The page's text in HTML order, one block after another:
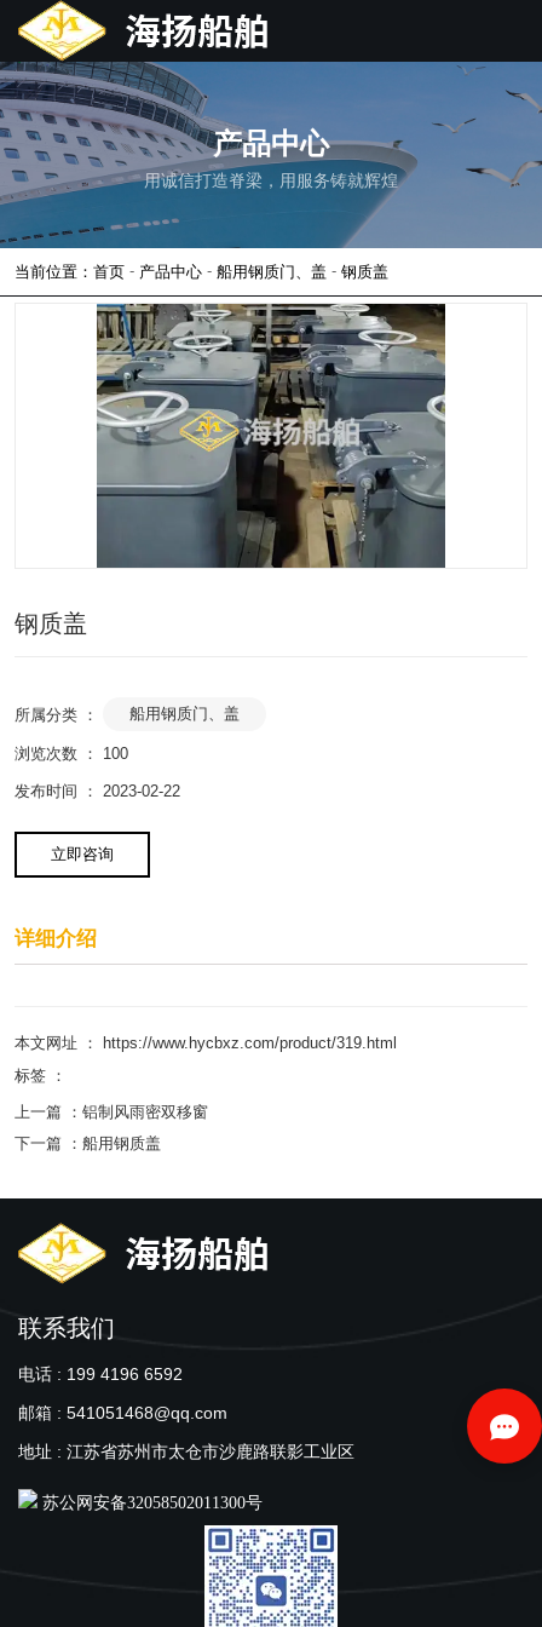
产品中心
用诚信打造脊梁，用服务铸就辉煌
当前位置：首页 - 产品中心 - 船用钢质门、盖 - 钢质盖
钢质盖
所属分类 ： 船用钢质门、盖
浏览次数 ： 100
发布时间 ： 2023-02-22
立即咨询
详细介绍
本文网址 ： https://www.hycbxz.com/product/319.html
标签 ：
上一篇 ： 铝制风雨密双移窗
下一篇 ： 船用钢质盖
联系我们
电话 : 199 4196 6592
邮箱 : 541051468@qq.com
地址 : 江苏省苏州市太仓市沙鹿路联影工业区
苏公网安备32058502011300号